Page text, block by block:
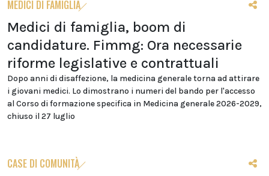
MEDICI DI FAMIGLIA
Medici di famiglia, boom di
candidature. Fimmg: Ora necessarie
riforme legislative e contrattuali
Dopo anni di disaffezione, la medicina generale torna ad attirare
i giovani medici. Lo dimostrano i numeri del bando per l'accesso
al Corso di formazione specifica in Medicina generale 2026-2029,
chiuso il 27 luglio
CASE DI COMUNITÀ